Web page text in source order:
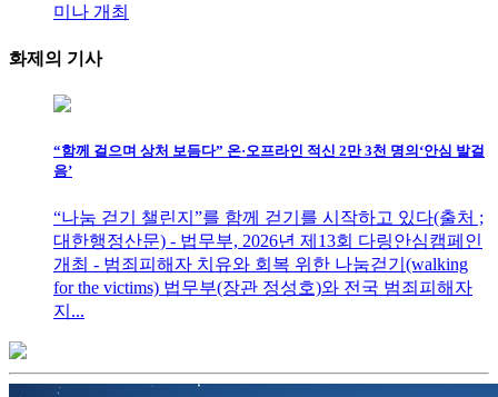
미나 개최
화제의 기사
“함께 걸으며 상처 보듬다” 온·오프라인 적신 2만 3천 명의‘안심 발걸
음’
“나눔 걷기 챌린지”를 함께 걷기를 시작하고 있다(출처 ;
대한행정산문) - 법무부, 2026년 제13회 다링안심캠페인
개최 - 범죄피해자 치유와 회복 위한 나눔걷기(walking
for the victims) 법무부(장관 정성호)와 전국 범죄피해자
지...